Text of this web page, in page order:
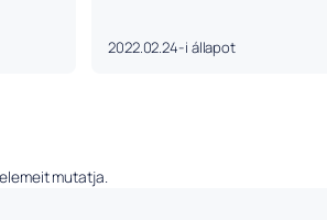
2022.02.24-i állapot
mutatja.